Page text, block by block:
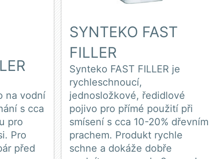
na vodní
s cca
pro
Pro
před
SYNTEKO FAST
FILLER
Synteko FAST FILLER je
rychleschnoucí,
jednosložkové, ředidlové
pojivo pro přímé použití při
smísení s cca 10-20% dřevním
prachem. Produkt rychle
schne a dokáže dobře